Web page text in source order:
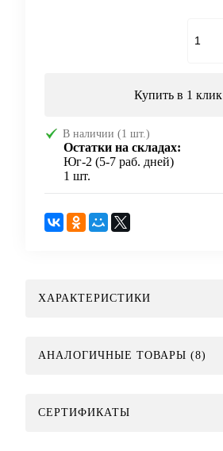
Купить в 1 клик
В наличии (1 шт.)
Остатки на складах:
Юг-2 (5-7 раб. дней)
1 шт.
ХАРАКТЕРИСТИКИ
АНАЛОГИЧНЫЕ ТОВАРЫ (8)
СЕРТИФИКАТЫ